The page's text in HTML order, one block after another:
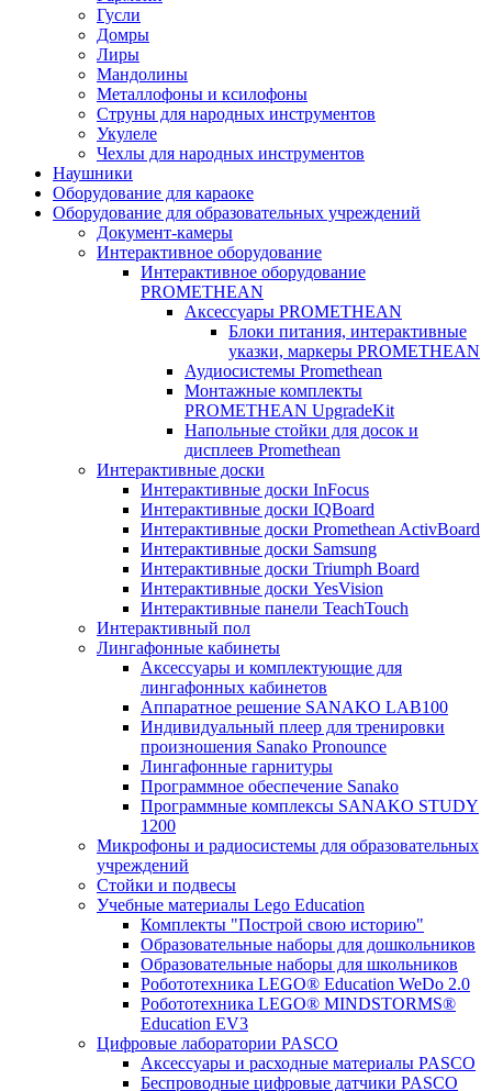
Гусли
Домры
Лиры
Мандолины
Металлофоны и ксилофоны
Струны для народных инструментов
Укулеле
Чехлы для народных инструментов
Наушники
Оборудование для караоке
Оборудование для образовательных учреждений
Документ-камеры
Интерактивное оборудование
Интерактивное оборудование
PROMETHEAN
Аксессуары PROMETHEAN
Блоки питания, интерактивные
указки, маркеры PROMETHEAN
Аудиосистемы Promethean
Монтажные комплекты
PROMETHEAN UpgradeKit
Напольные стойки для досок и
дисплеев Promethean
Интерактивные доски
Интерактивные доски InFocus
Интерактивные доски IQBoard
Интерактивные доски Promethean ActivBoard
Интерактивные доски Samsung
Интерактивные доски Triumph Board
Интерактивные доски YesVision
Интерактивные панели TeachTouch
Интерактивный пол
Лингафонные кабинеты
Аксессуары и комплектующие для
лингафонных кабинетов
Аппаратное решение SANAKO LAB100
Индивидуальный плеер для тренировки
произношения Sanako Pronounce
Лингафонные гарнитуры
Программное обеспечение Sanako
Программные комплексы SANAKO STUDY
1200
Микрофоны и радиосистемы для образовательных
учреждений
Стойки и подвесы
Учебные материалы Lego Education
Комплекты "Построй свою историю"
Образовательные наборы для дошкольников
Образовательные наборы для школьников
Робототехника LEGO® Education WeDo 2.0
Робототехника LEGO® MINDSTORMS®
Education EV3
Цифровые лаборатории PASCO
Аксессуары и расходные материалы PASCO
Беспроводные цифровые датчики PASCO